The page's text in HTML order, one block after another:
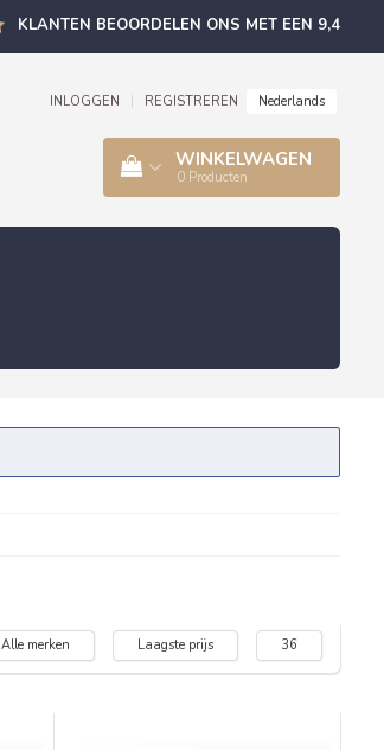
KLANTEN BEOORDELEN ONS MET EEN 9,4
INLOGGEN REGISTREREN Nederlands
WINKELWAGEN
0 Producten
Alle merken Laagste prijs 36